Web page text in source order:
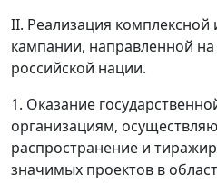
II. Реализация
кампании, направленной на
российской нации.
1. Оказание
организациям,
распространение и
значимых проектов в